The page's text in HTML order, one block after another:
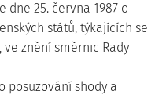
dne 25. června 1987 o
států, týkajících se
znění směrnic Rady
posuzování shody a